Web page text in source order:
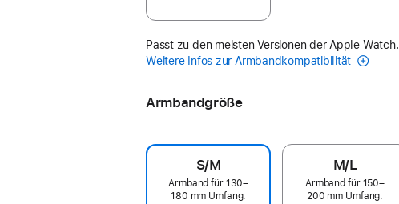
Passt zu den meisten Versionen der Apple Watch.
Weitere Infos zur Armbandkompatibilität
Armbandgröße
S/M
Armband für 130–
180 mm Umfang.
M/L
Armband für 150–
200 mm Umfang.